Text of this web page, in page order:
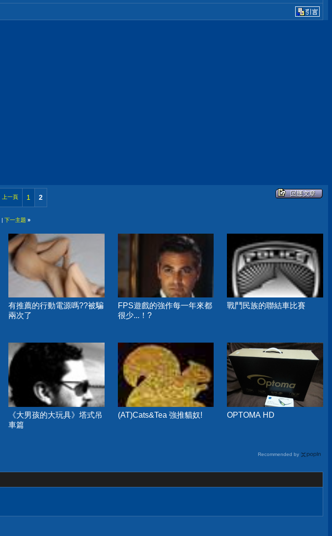
上一頁 1 2
| 下一主題 »
有推薦的行動電源嗎??被騙
兩次了
FPS遊戲的強作每一年來都
很少...！?
戰鬥民族的聯結車比賽
《大男孩的大玩具》塔式吊
車篇
(AT)Cats&Tea 強推貓奴! OPTOMA HD
Recommended by